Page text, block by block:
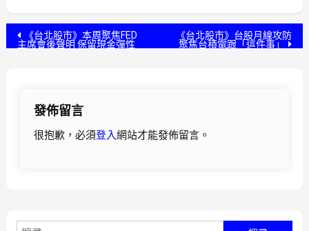
文 《台北股市》本周聚焦FED
主席會後聲明 保留現金彈性
《台北股市》台股月線攻防
聚焦台積電跟「這件事」
發佈留言
很抱歉，必須登入網站才能發佈留言。